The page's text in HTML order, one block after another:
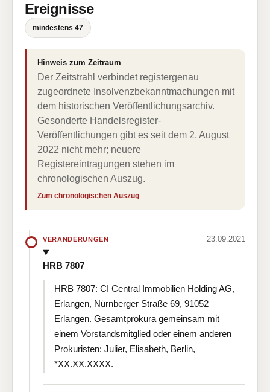
Ereignisse
mindestens 47
Hinweis zum Zeitraum
Der Zeitstrahl verbindet registergenau
zugeordnete Insolvenzbekanntmachungen mit
dem historischen Veröffentlichungsarchiv.
Gesonderte Handelsregister-
Veröffentlichungen gibt es seit dem 2. August
2022 nicht mehr; neuere
Registereintragungen stehen im
chronologischen Auszug.
Zum chronologischen Auszug
VERÄNDERUNGEN 23.09.2021
HRB 7807
HRB 7807: CI Central Immobilien Holding AG,
Erlangen, Nürnberger Straße 69, 91052
Erlangen. Gesamtprokura gemeinsam mit
einem Vorstandsmitglied oder einem anderen
Prokuristen: Julier, Elisabeth, Berlin,
*XX.XX.XXXX.